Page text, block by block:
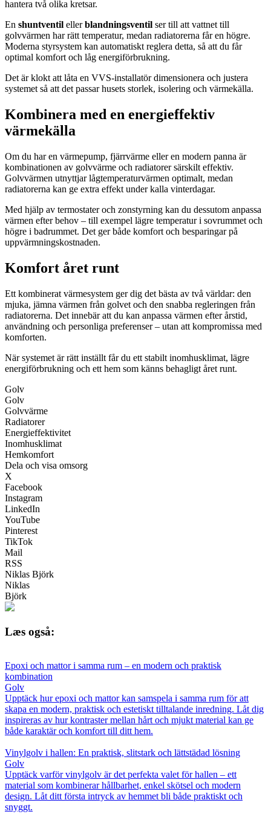
hantera två olika kretsar.
En shuntventil ellerblandningsventil ser till att vattnet till
golvvärmen har rätt temperatur, medan radiatorerna får en högre.
Moderna styrsystem kan automatiskt reglera detta, så att du får
optimal komfort och låg energiförbrukning.
Det är klokt att låta en VVS-installatör dimensionera och justera
systemet så att det passar husets storlek, isolering och värmekälla.
Kombinera med en energieffektiv
värmekälla
Om du har en värmepump, fjärrvärme eller en modern panna är
kombinationen av golvvärme och radiatorer särskilt effektiv.
Golvvärmen utnyttjar lågtemperaturvärmen optimalt, medan
radiatorerna kan ge extra effekt under kalla vinterdagar.
Med hjälp av termostater och zonstyrning kan du dessutom anpassa
värmen efter behov – till exempel lägre temperatur i sovrummet och
högre i badrummet. Det ger både komfort och besparingar på
uppvärmningskostnaden.
Komfort året runt
Ett kombinerat värmesystem ger dig det bästa av två världar: den
mjuka, jämna värmen från golvet och den snabba regleringen från
radiatorerna. Det innebär att du kan anpassa värmen efter årstid,
användning och personliga preferenser – utan att kompromissa med
komforten.
När systemet är rätt inställt får du ett stabilt inomhusklimat, lägre
energiförbrukning och ett hem som känns behagligt året runt.
Golv
Golv
Golvvärme
Radiatorer
Energieffektivitet
Inomhusklimat
Hemkomfort
Dela och visa omsorg
X
Facebook
Instagram
LinkedIn
YouTube
Pinterest
TikTok
Mail
RSS
Niklas Björk
Niklas
Björk
Læs også:
Epoxi och mattor i samma rum – en modern och praktisk
kombination
Golv
Upptäck hur epoxi och mattor kan samspela i samma rum för att
skapa en modern, praktisk och estetiskt tilltalande inredning. Låt dig
inspireras av hur kontraster mellan hårt och mjukt material kan ge
både karaktär och komfort till ditt hem.
Vinylgolv i hallen: En praktisk, slitstark och lättstädad lösning
Golv
Upptäck varför vinylgolv är det perfekta valet för hallen – ett
material som kombinerar hållbarhet, enkel skötsel och modern
design. Låt ditt första intryck av hemmet bli både praktiskt och
snyggt.